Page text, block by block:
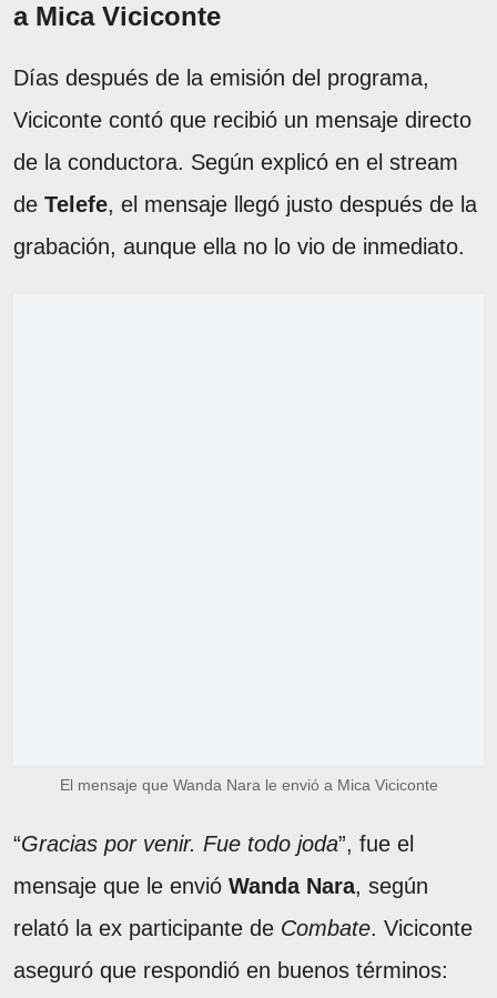
a Mica Viciconte
Días después de la emisión del programa,
Viciconte contó que recibió un mensaje directo
de la conductora. Según explicó en el stream
de Telefe, el mensaje llegó justo después de la
grabación, aunque ella no lo vio de inmediato.
El mensaje que Wanda Nara le envió a Mica Viciconte
“Gracias por venir. Fue todo joda”, fue el
mensaje que le envió Wanda Nara, según
relató la ex participante de Combate. Viciconte
aseguró que respondió en buenos términos: